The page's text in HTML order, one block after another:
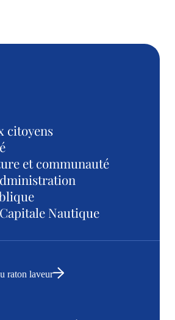
citoyens
et communauté
Nautique
raton laveur